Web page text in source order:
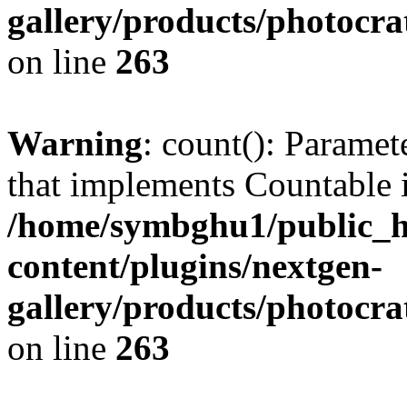
gallery/products/
on line 263
Warning: count():
that implements Countable
/home/symbghu1/
content/plugins/nextgen-
gallery/products/
on line 263